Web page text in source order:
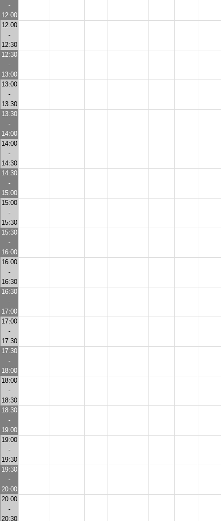
-
12:00
12:00
-
12:30
12:30
-
13:00
13:00
-
13:30
13:30
-
14:00
14:00
-
14:30
14:30
-
15:00
15:00
-
15:30
15:30
-
16:00
16:00
-
16:30
16:30
-
17:00
17:00
-
17:30
17:30
-
18:00
18:00
-
18:30
18:30
-
19:00
19:00
-
19:30
19:30
-
20:00
20:00
-
20:30